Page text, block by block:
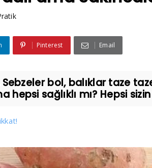
Pinterest Email
bol, balıklar taze
sağlıklı mı? Hepsi sizin